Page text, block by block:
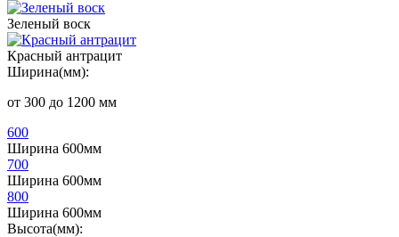
Зеленый воск
Красный антрацит
Ширина(мм):
от 300 до 1200 мм
600
Ширина 600мм
700
Ширина 600мм
800
Ширина 600мм
Высота(мм):